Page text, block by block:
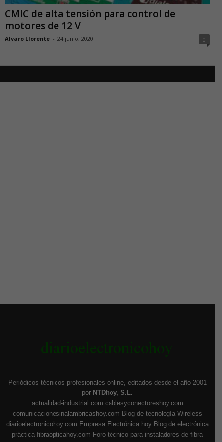
CMIC de alta tensión para control de
motores de 12 V
Alvaro Llorente - 24 junio, 2020 0
Periódicos técnicos profesionales online, editados desde el año 2001
por NTDhoy, S.L.
actualidad-industrial.com cablesyconectoreshoy.com
comunicacionesinalambricashoy.com Blog de tecnología Wireless
diarioelectronicohoy.com Empresa Electrónica hoy Blog de electrónica
práctica fibraopticahoy.com Foro técnico para instaladores de fibra